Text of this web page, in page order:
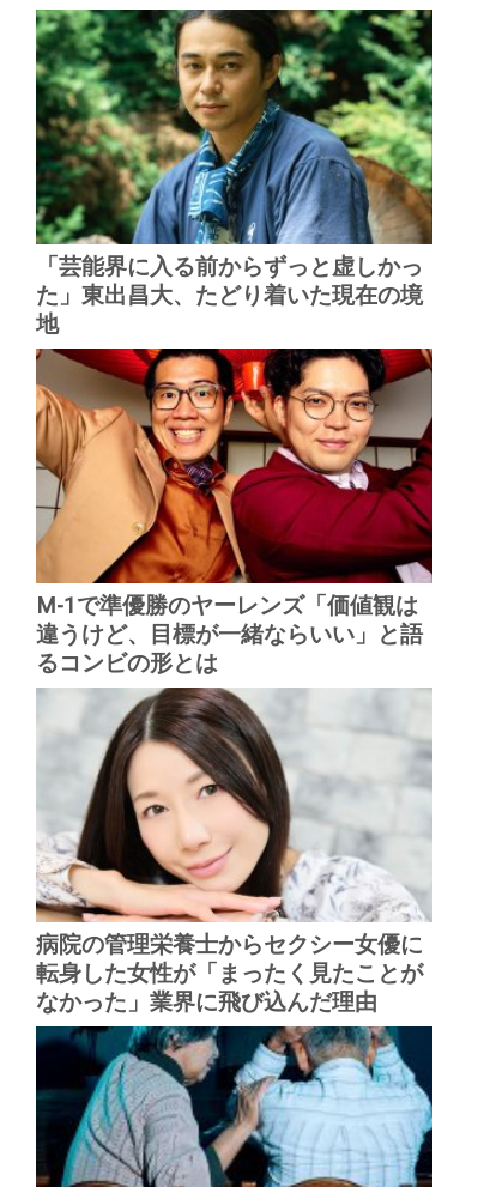
「芸能界に入る前からずっと虚しかっ
た」東出昌大、たどり着いた現在の境
地
M-1で準優勝のヤーレンズ「価値観は
違うけど、目標が一緒ならいい」と語
るコンビの形とは
病院の管理栄養士からセクシー女優に
転身した女性が「まったく見たことが
なかった」業界に飛び込んだ理由